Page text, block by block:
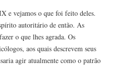
e vejamos o que foi feito deles.
autoritário de então. As
o que lhes agrada. Os
aos quais descrevem seus
agir atualmente como o patrão